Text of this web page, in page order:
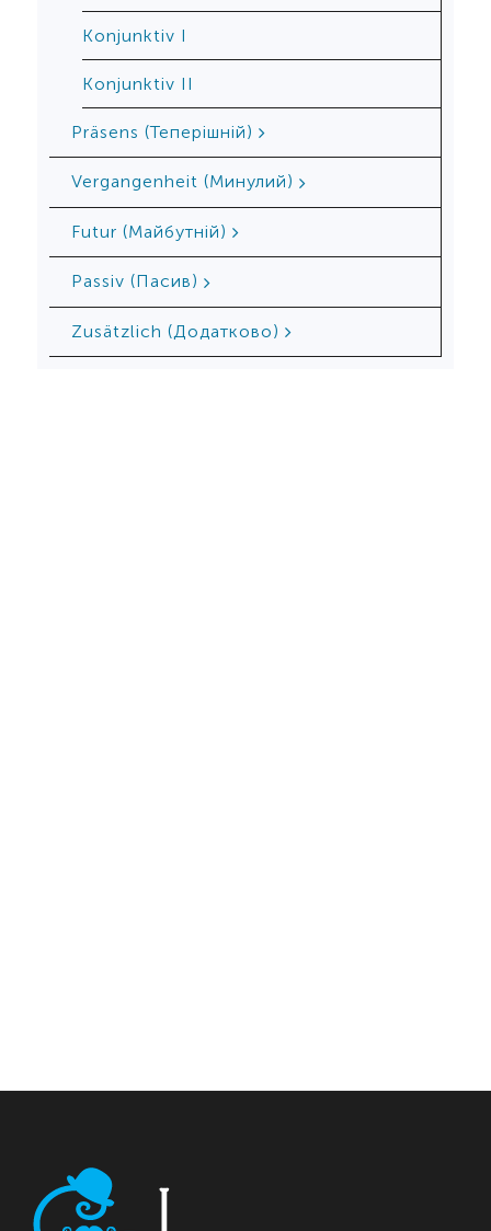
Konjunktiv I
Konjunktiv II
Präsens (Теперішній)
Vergangenheit (Минулий)
Futur (Майбутній)
Passiv (Пасив)
Zusätzlich (Додатково)